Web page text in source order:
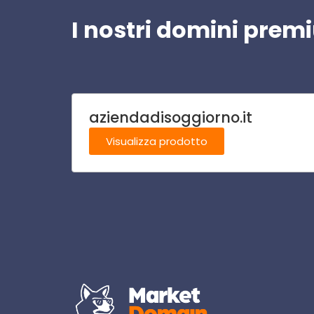
I nostri domini
aziendadisoggiorno.it
Visualizza prodotto